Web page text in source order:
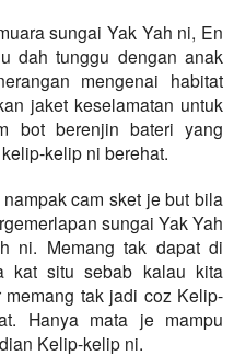
sungai Yak Yah ni, En
dah tunggu dengan anak
mengenai habitat
jaket keselamatan untuk
bot berenjin bateri yang
kelip ni berehat.
cam sket je but bila
sungai Yak Yah
ni. Memang tak dapat di
kat situ sebab kalau kita
tak jadi coz Kelip-
Hanya mata je mampu
Kelip-kelip ni.